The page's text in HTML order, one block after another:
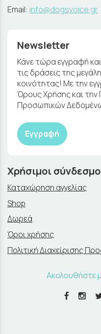
Email: info@dogsvoice.gr
Newsletter
Κάνε τώρα εγγραφή
τις δράσεις της
κοινότητας! Με την
Όρους Χρήσης και την
Προσωπικών
Εγγραφή
Χρήσιμοι
Καταχώρηση αγγελίας
Shop
Δωρεά
Όροι χρήσης
Πολιτική Διαχείρισης
Ακολουθήστε